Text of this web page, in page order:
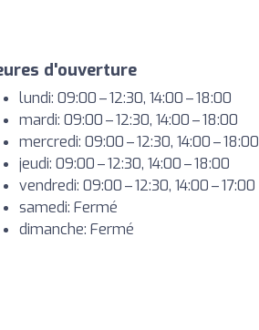
d'ouverture
lundi: 09:00 – 12:30, 14:00 – 18:00
mardi: 09:00 – 12:30, 14:00 – 18:00
mercredi: 09:00 – 12:30, 14:00 – 18:00
jeudi: 09:00 – 12:30, 14:00 – 18:00
vendredi: 09:00 – 12:30, 14:00 – 17:00
samedi: Fermé
dimanche: Fermé